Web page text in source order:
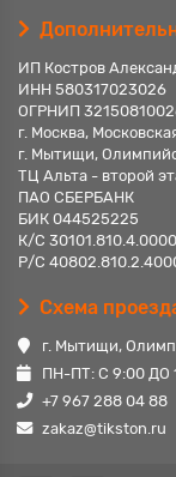
ИП Костров
ИНН 580317023026
ОГРНИП
г. Москва,
г. Мытищи,
ТЦ Альта - второй
ПАО СБЕРБАНК
БИК 044525225
К/С
Р/С
Схема
г. Мытищи,
ПН-ПТ: С 9:00 ДО
+7 967 288 04 88
zakaz@tikston.ru